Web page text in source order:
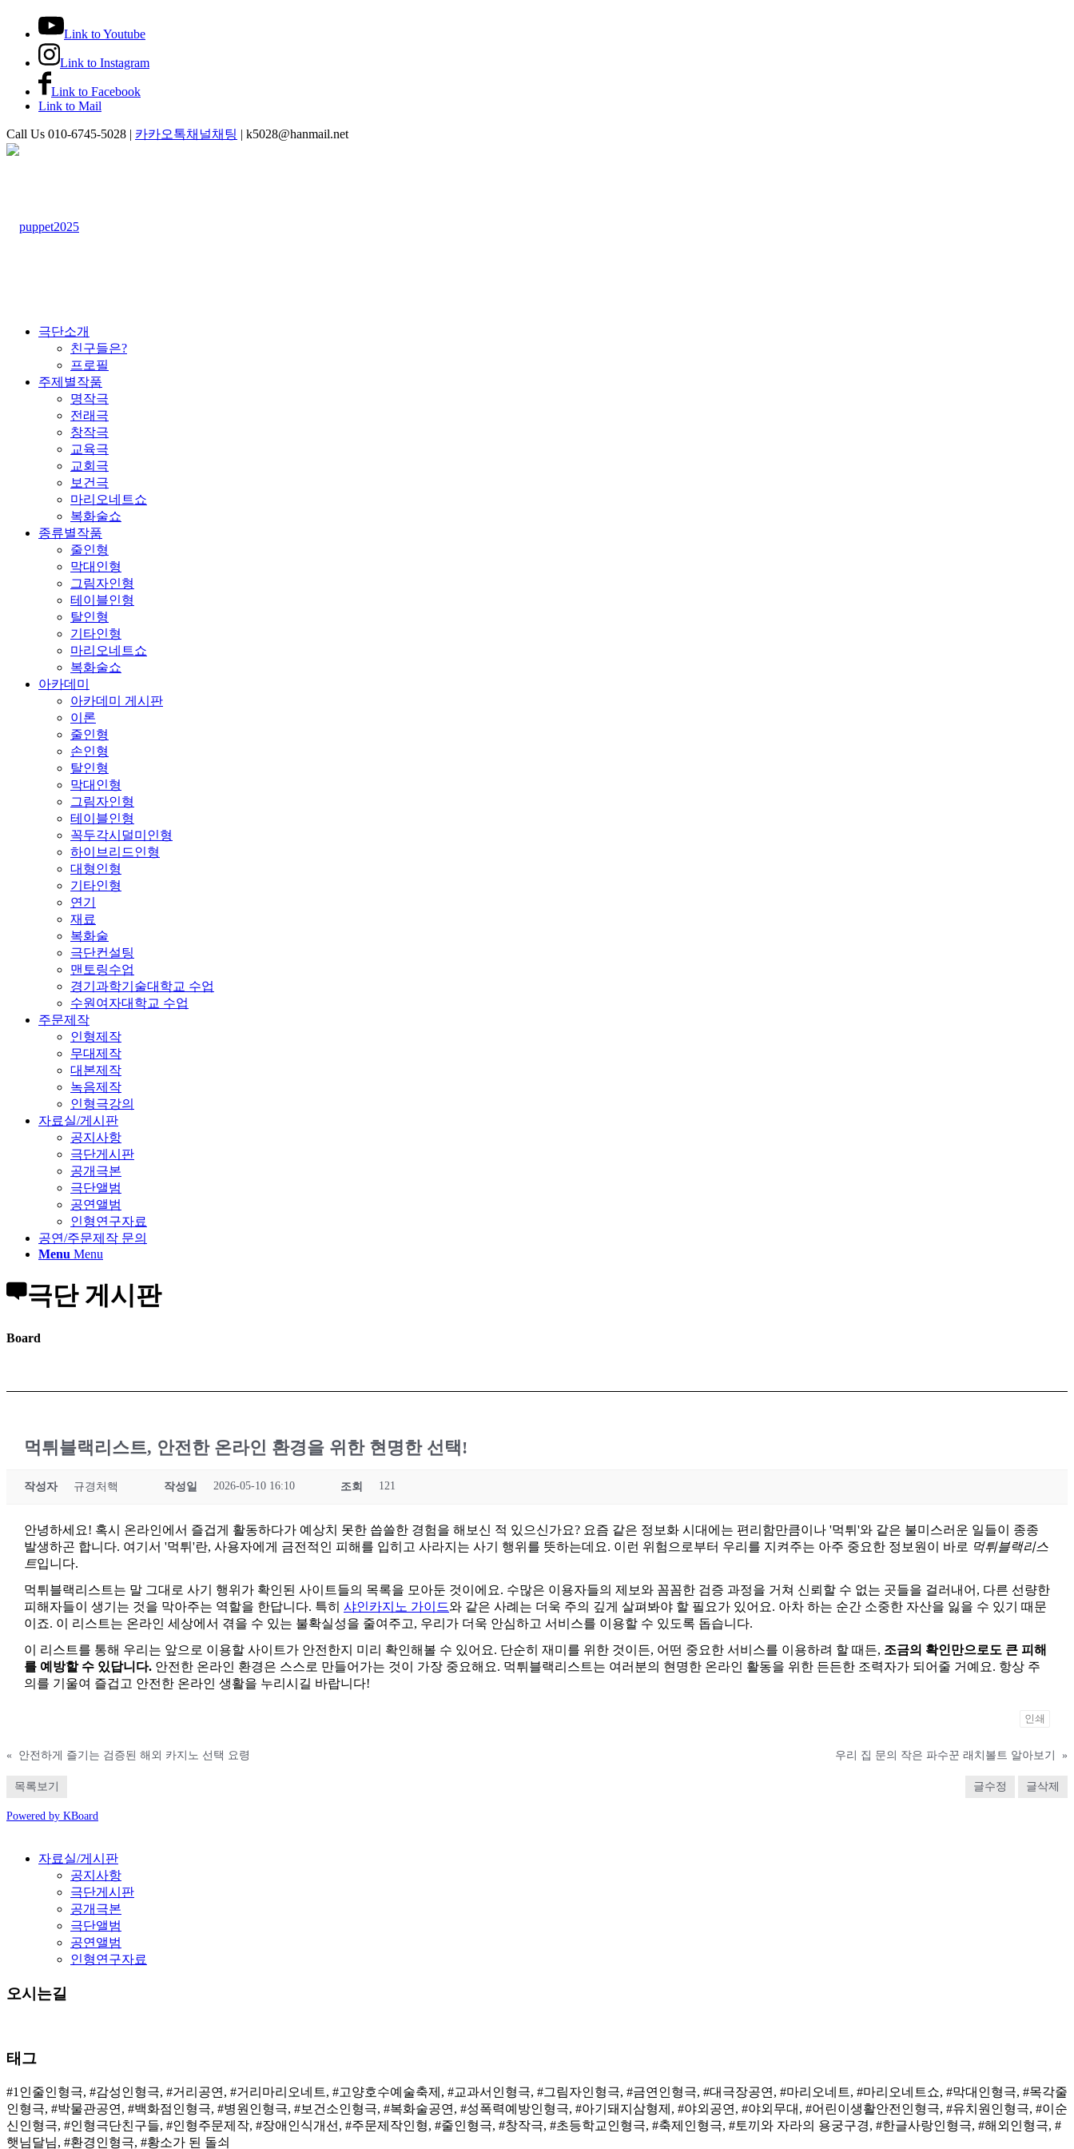
Link to Youtube
Link to Instagram
Link to Facebook
Link to Mail
Call Us 010-6745-5028 | 카카오톡채널채팅 | k5028@hanmail.net
극단소개
친구들은?
프로필
주제별작품
명작극
전래극
창작극
교육극
교회극
보건극
마리오네트쇼
복화술쇼
종류별작품
줄인형
막대인형
그림자인형
테이블인형
탈인형
기타인형
마리오네트쇼
복화술쇼
아카데미
아카데미 게시판
이론
줄인형
손인형
탈인형
막대인형
그림자인형
테이블인형
꼭두각시덜미인형
하이브리드인형
대형인형
기타인형
연기
재료
복화술
극단컨설팅
맨토링수업
경기과학기술대학교 수업
수원여자대학교 수업
주문제작
인형제작
무대제작
대본제작
녹음제작
인형극강의
자료실/게시판
공지사항
극단게시판
공개극본
극단앨범
공연앨범
인형연구자료
공연/주문제작 문의
Menu Menu
극단 게시판
Board
먹튀블랙리스트, 안전한 온라인 환경을 위한 현명한 선택!
작성자 규경처핵 작성일 2026-05-10 16:10 조회 121
안녕하세요! 혹시 온라인에서 즐겁게 활동하다가 예상치 못한 씁쓸한 경험을 해보신 적 있으신가요? 요즘 같은 정보화 시대에는 편리함만큼이나 '먹튀'와 같은 불미스러운 일들이 종종
발생하곤 합니다. 여기서 '먹튀'란, 사용자에게 금전적인 피해를 입히고 사라지는 사기 행위를 뜻하는데요. 이런 위험으로부터 우리를 지켜주는 아주 중요한 정보원이 바로 먹튀블랙리스
트입니다.
먹튀블랙리스트는 말 그대로 사기 행위가 확인된 사이트들의 목록을 모아둔 것이에요. 수많은 이용자들의 제보와 꼼꼼한 검증 과정을 거쳐 신뢰할 수 없는 곳들을 걸러내어, 다른 선량한
피해자들이 생기는 것을 막아주는 역할을 한답니다. 특히 샤인카지노 가이드와 같은 사례는 더욱 주의 깊게 살펴봐야 할 필요가 있어요. 아차 하는 순간 소중한 자산을 잃을 수 있기 때문
이죠. 이 리스트는 온라인 세상에서 겪을 수 있는 불확실성을 줄여주고, 우리가 더욱 안심하고 서비스를 이용할 수 있도록 돕습니다.
이 리스트를 통해 우리는 앞으로 이용할 사이트가 안전한지 미리 확인해볼 수 있어요. 단순히 재미를 위한 것이든, 어떤 중요한 서비스를 이용하려 할 때든, 조금의 확인만으로도 큰 피해
를 예방할 수 있답니다. 안전한 온라인 환경은 스스로 만들어가는 것이 가장 중요해요. 먹튀블랙리스트는 여러분의 현명한 온라인 활동을 위한 든든한 조력자가 되어줄 거예요. 항상 주
의를 기울여 즐겁고 안전한 온라인 생활을 누리시길 바랍니다!
인쇄
« 안전하게 즐기는 검증된 해외 카지노 선택 요령 우리 집 문의 작은 파수꾼 래치볼트 알아보기 »
목록보기 글수정 글삭제
Powered by KBoard
자료실/게시판
공지사항
극단게시판
공개극본
극단앨범
공연앨범
인형연구자료
오시는길
태그
#1인줄인형극, #감성인형극, #거리공연, #거리마리오네트, #고양호수예술축제, #교과서인형극, #그림자인형극, #금연인형극, #대극장공연, #마리오네트, #마리오네트쇼, #막대인형극, #목각줄
인형극, #박물관공연, #백화점인형극, #병원인형극, #보건소인형극, #복화술공연, #성폭력예방인형극, #아기돼지삼형제, #야외공연, #야외무대, #어린이생활안전인형극, #유치원인형극, #이순
신인형극, #인형극단친구들, #인형주문제작, #장애인식개선, #주문제작인형, #줄인형극, #창작극, #초등학교인형극, #축제인형극, #토끼와 자라의 용궁구경, #한글사랑인형극, #해외인형극, #
햇님달님, #환경인형극, #황소가 된 돌쇠